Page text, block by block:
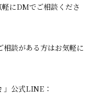
にDMでご相談くださ
相談がある方はお気軽に
公式LINE：